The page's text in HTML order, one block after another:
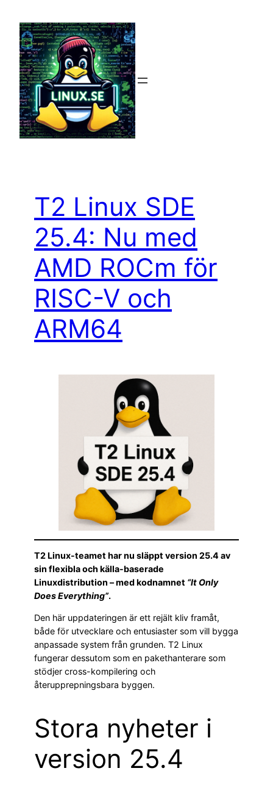
innehåll
T2 Linux SDE
25.4: Nu med
AMD ROCm för
RISC-V och
ARM64
T2 Linux-teamet har nu släppt version 25.4 av
sin flexibla och källa-baserade
Linuxdistribution – med kodnamnet “It Only
Does Everything”.
Den här uppdateringen är ett rejält kliv framåt,
både för utvecklare och entusiaster som vill bygga
anpassade system från grunden. T2 Linux
fungerar dessutom som en pakethanterare som
stödjer cross-kompilering och
återupprepningsbara byggen.
Stora nyheter i
version 25.4